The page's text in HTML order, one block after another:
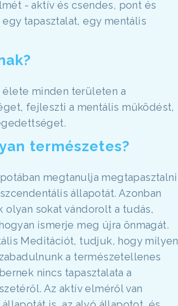
- aktív és csendes, pont és
tapasztalat, egy mentális
élete minden területen a
fejleszti a mentális működést,
természetes?
megtanulja megtapasztalni
állapotát. Azonban
sokat vándorolt a tudás,
ismerje meg újra önmagát.
Meditációt, tudjuk, hogy milyen
a természetellenes
nincs tapasztalata a
Az aktív elméről van